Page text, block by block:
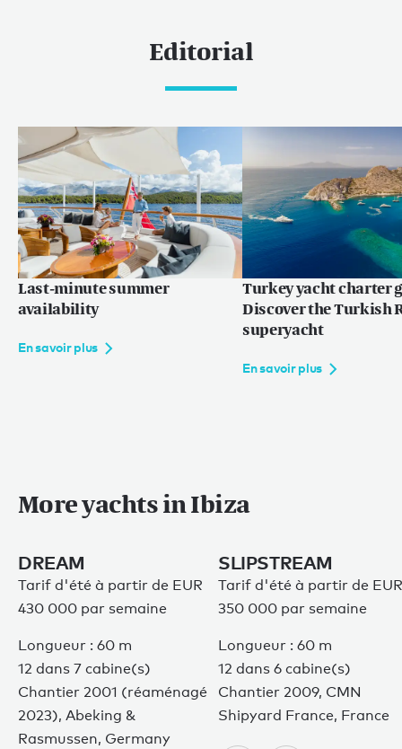
Editorial
Last-minute summer
availability
En savoir plus
Turkey yacht charter
Discover the Turkish
superyacht
En savoir plus
More yachts in Ibiza
DREAM
Tarif d'été à partir de EUR
430 000 par semaine
Longueur : 60 m
12 dans 7 cabine(s)
Chantier 2001 (réaménagé
2023), Abeking &
Rasmussen, Germany
SLIPSTREAM
Tarif d'été à partir de EUR
350 000 par semaine
Longueur : 60 m
12 dans 6 cabine(s)
Chantier 2009, CMN
Shipyard France, France